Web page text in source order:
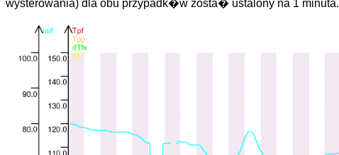
wysterowania) dla obu przypadk�w zosta� ustalony na 1 minuta.